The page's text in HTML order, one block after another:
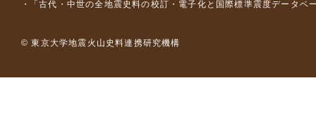
「古代・中世の全地震史料の校訂・電子化と国際標準震度データ
© 東京大学地震火山史料連携研究機構